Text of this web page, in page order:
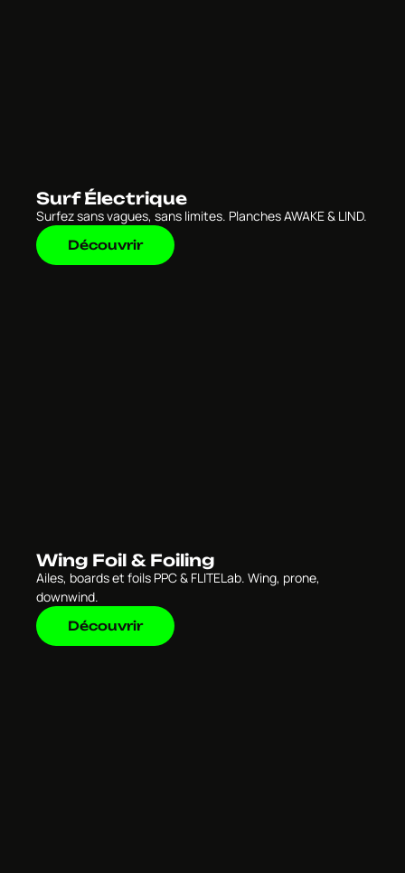
Surf Électrique
Surfez sans vagues, sans limites. Planches AWAKE & LIND.
Découvrir
Wing Foil & Foiling
Ailes, boards et foils PPC & FLITELab. Wing, prone,
downwind.
Découvrir